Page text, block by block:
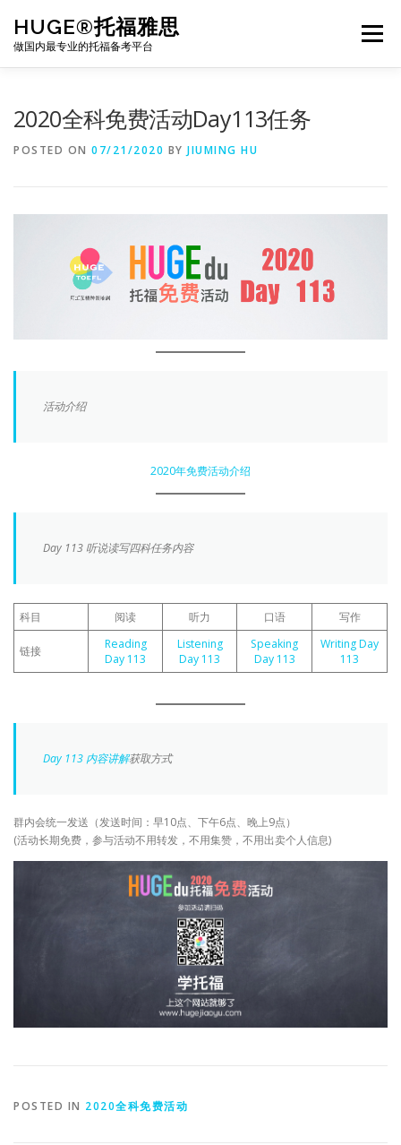
content
HUGE®托福雅思
做国内最专业的托福备考平台
Menu
2020全科免费活动Day113任务
POSTED ON 07/21/2020 BY JIUMING HU
活动介绍
2020年免费活动介绍
Day 113 听说读写四科任务内容
科目 阅读 听力 口语 写作
链接
Reading
Day 113
Listening
Day 113
Speaking
Day 113
Writing Day
113
Day 113 内容讲解获取方式
群内会统一发送（发送时间：早10点、下午6点、晚上9点）
(活动长期免费，参与活动不用转发，不用集赞，不用出卖个人信息)
POSTED IN 2020全科免费活动